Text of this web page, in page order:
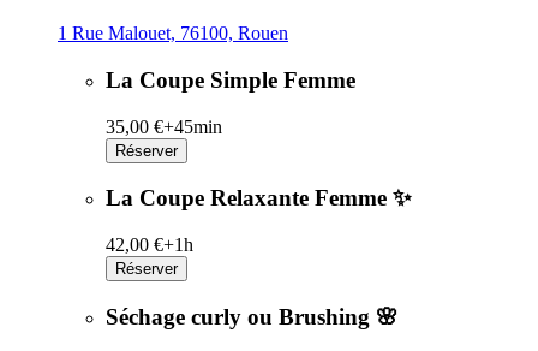
1 Rue Malouet, 76100, Rouen
La Coupe Simple Femme
35,00 €+45min
Réserver
La Coupe Relaxante Femme ✨
42,00 €+1h
Réserver
Séchage curly ou Brushing 🌸